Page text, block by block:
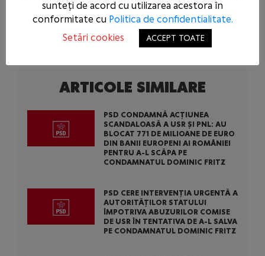
seama contribuabililor români.
Biroul de presă al PSD
ARTICOLE SIMILARE
PSD CONDAMNĂ ACȚIUNEA
SCANDALOASĂ A USR ȘI PNL: AU
BLOCAT 771 DE MILIOANE DE EURO
DIN BANII EUROPENI AI ROMÂNIEI
PENTRU A-L SCĂPA PE
CONDAMNATUL DOMINIC FRITZ
PSD CERE INTERVENȚIA URGENTĂ A
AUTORITĂȚILOR STATULUI
ÎMPOTRIVA ABUZURILOR COMISE
DE USR ÎN TENTATIVA DE A-L SALVA
PE CONDAMNATUL DOMINIC FRITZ
sunteți de acord cu utilizarea acestora în
conformitate cu Politica de confidentialitate.
Setări cookies
ACCEPT TOATE